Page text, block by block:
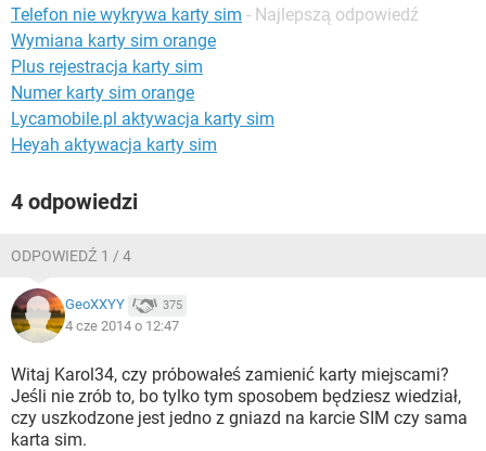
Telefon nie wykrywa karty sim - Najlepszą odpowiedź
Wymiana karty sim orange
Plus rejestracja karty sim
Numer karty sim orange
Lycamobile.pl aktywacja karty sim
Heyah aktywacja karty sim
4 odpowiedzi
ODPOWIEDŹ 1 / 4
GeoXXYY 375
4 cze 2014 o 12:47
Witaj Karol34, czy próbowałeś zamienić karty miejscami?
Jeśli nie zrób to, bo tylko tym sposobem będziesz wiedział,
czy uszkodzone jest jedno z gniazd na karcie SIM czy sama
karta sim.